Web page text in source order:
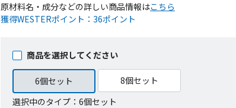
獲得WESTERポイント： 36ポイント
商品を選択してください
6個セット
8個セット
選択中のタイプ：6個セット
原材料名・成分などの詳しい商品情報はこちら